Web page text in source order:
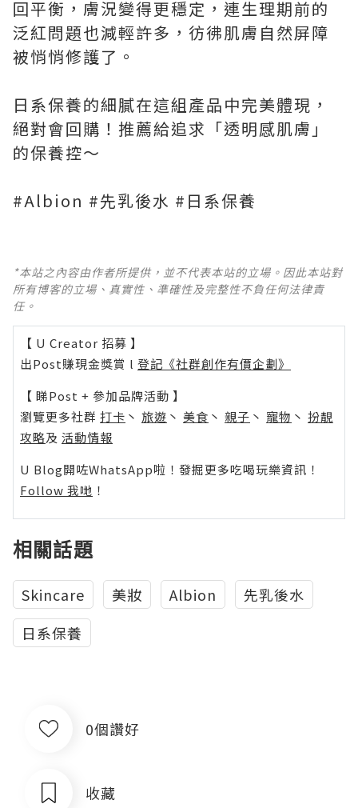
回平衡，膚況變得更穩定，連生理期前的
泛紅問題也減輕許多，彷彿肌膚自然屏障
被悄悄修護了。
日系保養的細膩在這組產品中完美體現，
絕對會回購！推薦給追求「透明感肌膚」
的保養控～
#Albion #先乳後水 #日系保養
*本站之內容由作者所提供，並不代表本站的立場。因此本站對
所有博客的立場、真實性、準確性及完整性不負任何法律責
任。
【 U Creator 招募 】
出Post賺現金獎賞 l 登記《社群創作有價企劃》
【 睇Post + 參加品牌活動 】
瀏覽更多社群 打卡 丶 旅遊 丶 美食 丶 親子 丶 寵物 丶 扮靚
攻略及 活動情報
U Blog開咗WhatsApp啦！發掘更多吃喝玩樂資訊！
Follow 我哋 ！
相關話題
Skincare 美妝 Albion
先乳後水
日系保養
0個讚好
收藏